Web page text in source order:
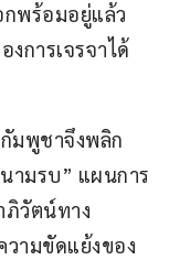
พร้อมอยู่แล้ว
การเจรจาได้
กัมพูชาจึงพลิก
ามรบ” แผนการ
ภิวัตน์ทาง
ามขัดแย้งของ